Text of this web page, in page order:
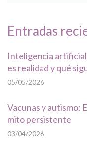
Entradas
Inteligencia
es realidad y qué
05/05/2026
Vacunas y autismo:
mito persistente
03/04/2026